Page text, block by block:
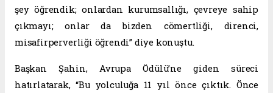
şey öğrendik; onlardan kurumsallığı, çevreye sahip
çıkmayı; onlar da bizden cömertliği, direnci,
misafirperverliği öğrendi” diye konuştu.
Başkan Şahin, Avrupa Ödülü’ne giden süreci
hatırlatarak, “Bu yolculuğa 11 yıl önce çıktık. Önce